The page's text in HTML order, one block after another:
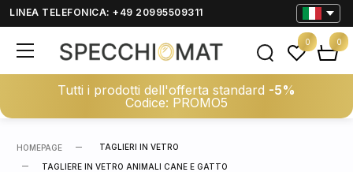
LINEA TELEFONICA: +49 20995509311
Tutti i prodotti dell'offerta standard -5%
Codice: PROMO5
0 0
HOMEPAGE TAGLIERI IN VETRO
TAGLIERE IN VETRO ANIMALI CANE E GATTO